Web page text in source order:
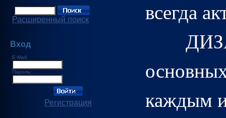
Расширенный поиск
Вход
E-Mail:
Пароль:
Регистрация
всегда
каждым